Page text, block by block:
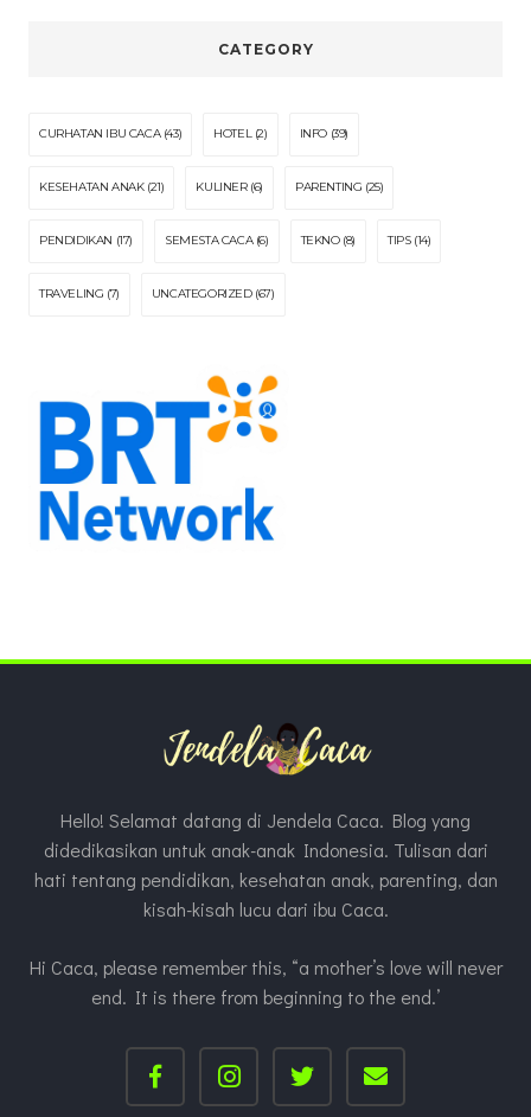
CATEGORY
CURHATAN IBU CACA(43) HOTEL(2) INFO (39)
KESEHATAN ANAK(21) KULINER(6) PARENTING (25)
PENDIDIKAN (17) SEMESTA CACA(6) TEKNO(8) TIPS(14)
TRAVELING (7) UNCATEGORIZED(67)
Hello! Selamat datang di Jendela Caca. Blog yang
didedikasikan untuk anak-anak Indonesia. Tulisan dari
hati tentang pendidikan, kesehatan anak, parenting, dan
kisah-kisah lucu dari ibu Caca.
Hi Caca, please remember this, “a mother’s love will never
end. It is there from beginning to the end.’